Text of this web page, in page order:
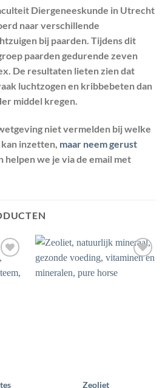
Diergeneeskunde in Utrecht
naar verschillende
bij paarden. Tijdens dit
paarden gedurende zeven
De resultaten lieten zien dat
luchtzogen en kribbebeten dan
middel kregen.
niet vermelden bij welke
inzetten, maar neem gerust
helpen we je via de email met
Zeoliet